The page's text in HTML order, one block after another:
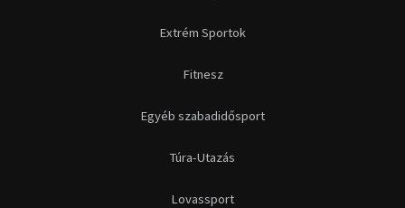
Extrém Sportok
Fitnesz
Egyéb szabadidősport
Túra-Utazás
Lovassport